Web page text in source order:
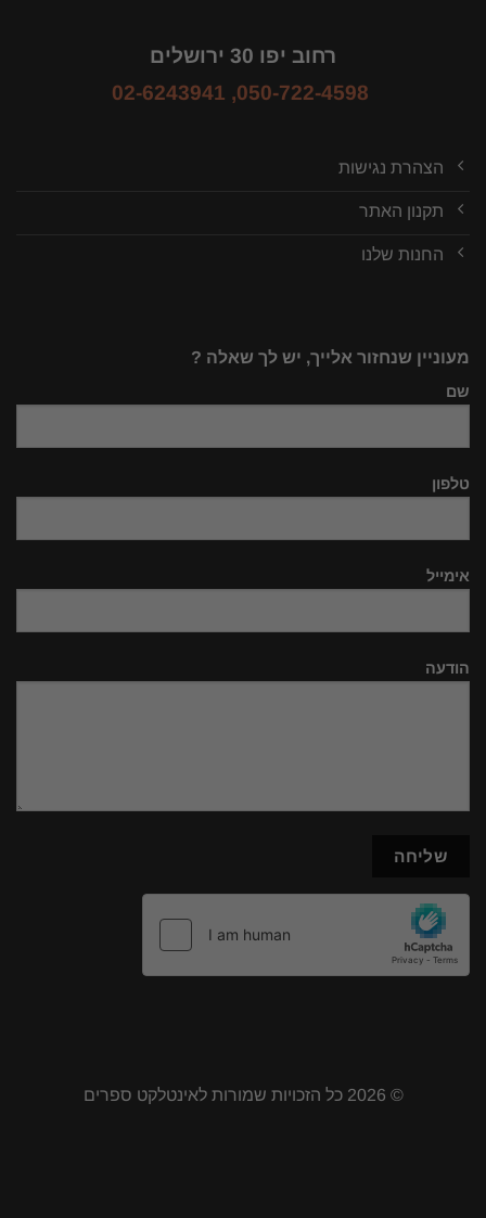
רחוב יפו 30 ירושלים
050-722-4598
,
02-6243941
הצהרת נגישות
תקנון האתר
החנות שלנו
מעוניין שנחזור אלייך, יש לך שאלה ?
שם
טלפון
אימייל
הודעה
© 2026 כל הזכויות שמורות לאינטלקט ספרים